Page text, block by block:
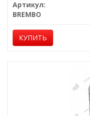
Артикул:
BREMBO
КУПИТЬ